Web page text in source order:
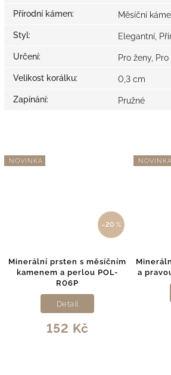
Přírodní kámen: Měsíční
Styl: Elegantní,
Určení: Pro ženy,
Velikost korálku: 0,3 cm
Zapínání: Pružné
NOVINKA
–20 %
Minerální prsten s měsíčním
kamenem a perlou POL-
R06P
152 Kč
Detail
NOVINKA
a